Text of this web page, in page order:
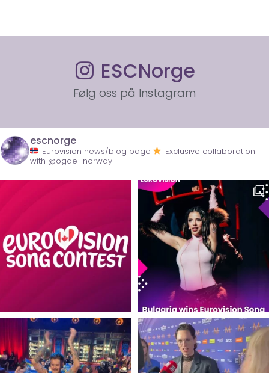
ESCNorge
Følg oss på Instagram
escnorge
Eurovision news/blog page
Exclusive collaboration
with @ogae_norway